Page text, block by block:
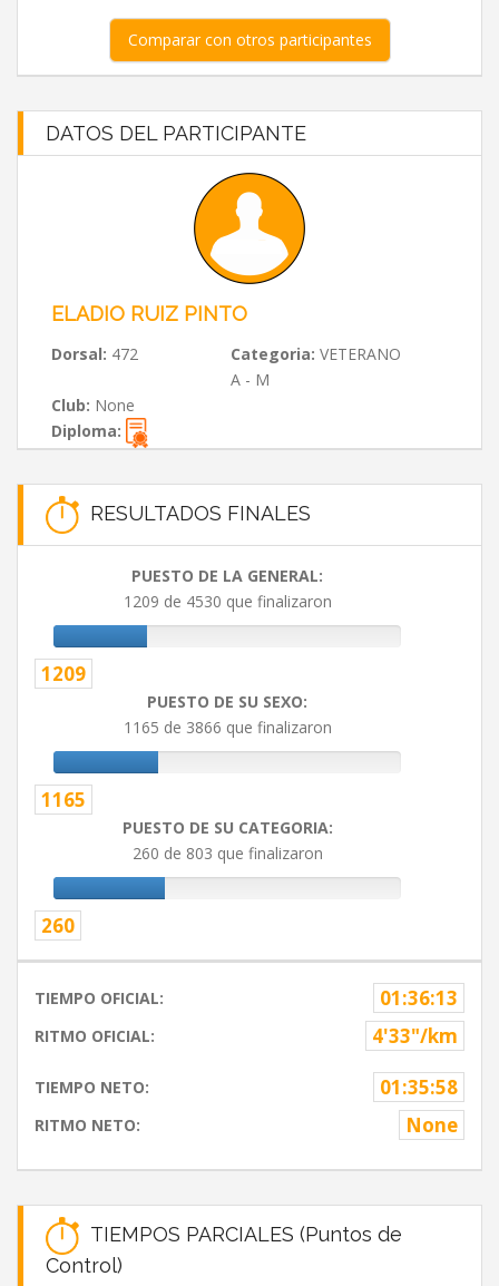
Comparar con otros participantes
DATOS DEL PARTICIPANTE
ELADIO RUIZ PINTO
Dorsal: 472 Categoria: VETERANO
A - M
Club: None
Diploma:
RESULTADOS FINALES
PUESTO DE LA GENERAL:
1209 de 4530 que finalizaron
1209
PUESTO DE SU SEXO:
1165 de 3866 que finalizaron
1165
PUESTO DE SU CATEGORIA:
260 de 803 que finalizaron
260
TIEMPO OFICIAL: 01:36:13
RITMO OFICIAL: 4'33"/km
TIEMPO NETO: 01:35:58
RITMO NETO: None
TIEMPOS PARCIALES (Puntos de
Control)